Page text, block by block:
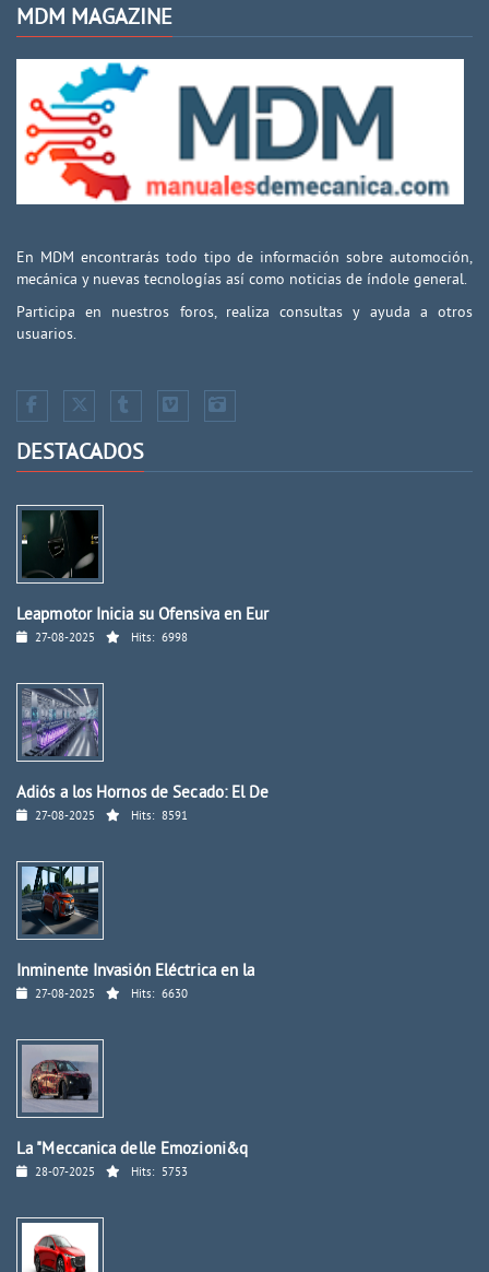
MDM MAGAZINE
En MDM encontrarás todo tipo de información sobre automoción,
mecánica y nuevas tecnologías así como noticias de índole general.
Participa en nuestros foros, realiza consultas y ayuda a otros
usuarios.
DESTACADOS
Leapmotor Inicia su Ofensiva en Eur
27-08-2025 Hits: 6998
Adiós a los Hornos de Secado: El De
27-08-2025 Hits: 8591
Inminente Invasión Eléctrica en la
27-08-2025 Hits: 6630
La "Meccanica delle Emozioni&q
28-07-2025 Hits: 5753